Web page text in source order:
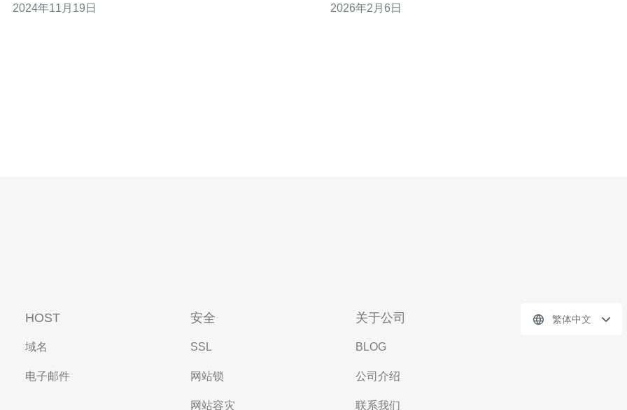
服务器的卓越性能韩国服务器凭借其卓越的性能和稳定
2024年11月19日
么？ 韩国cn2线路的最大优势在于其稳定性和低延迟。由
2026年2月6日
HOST
域名
电子邮件
安全
SSL
网站锁
网站容灾
关于公司
BLOG
公司介绍
联系我们
繁体中文